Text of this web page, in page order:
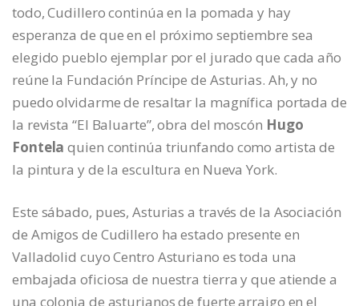
todo, Cudillero continúa en la pomada y hay
esperanza de que en el próximo septiembre sea
elegido pueblo ejemplar por el jurado que cada año
reúne la Fundación Príncipe de Asturias. Ah, y no
puedo olvidarme de resaltar la magnífica portada de
la revista “El Baluarte”, obra del moscón Hugo
Fontela quien continúa triunfando como artista de
la pintura y de la escultura en Nueva York.
Este sábado, pues, Asturias a través de la Asociación
de Amigos de Cudillero ha estado presente en
Valladolid cuyo Centro Asturiano es toda una
embajada oficiosa de nuestra tierra y que atiende a
una colonia de asturianos de fuerte arraigo en el